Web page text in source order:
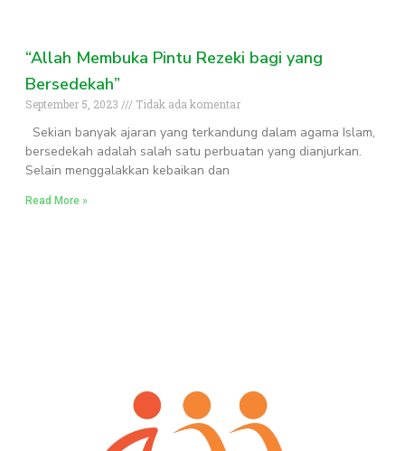
“Allah Membuka Pintu Rezeki bagi yang
Bersedekah”
September 5, 2023 Tidak ada komentar
Sekian banyak ajaran yang terkandung dalam agama Islam,
bersedekah adalah salah satu perbuatan yang dianjurkan.
Selain menggalakkan kebaikan dan
Read More »